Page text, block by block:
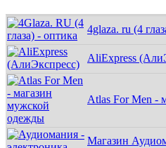
4glaza. ru (4
AliExpress
Atlas For Men -
Магазин